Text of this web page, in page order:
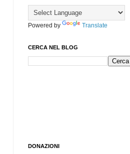
Powered by Translate
CERCA NEL BLOG
DONAZIONI